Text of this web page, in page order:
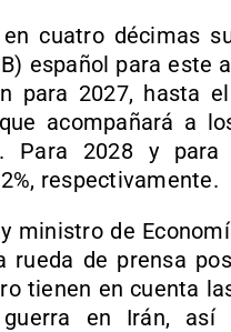
cuatro décimas
español para este
para 2027, hasta
acompañará a
Para 2028 y
respectivamente.
ministro de
rueda de prensa
tienen en cuenta
en Irán, así